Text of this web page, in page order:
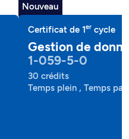
Nouveau
Certificat de 1er cycle
Gestion de
1-059-5-0
30 crédits
Temps plein , Temps